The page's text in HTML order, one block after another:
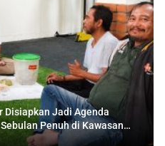
Disiapkan Jadi Agenda
Penuh di Kawasan